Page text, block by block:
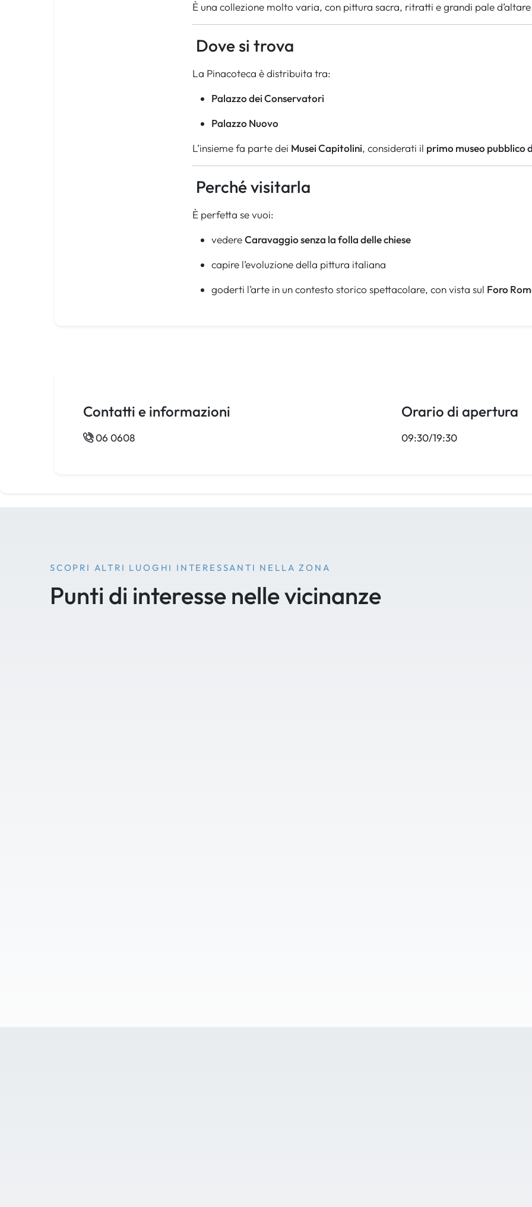
È una collezione molto varia, con pittura sacra, ritratti e grandi pale
Dove si trova
La Pinacoteca è distribuita tra:
Palazzo dei Conservatori
Palazzo Nuovo
L’insieme fa parte dei Musei Capitolini, considerati il primo museo pubblico
Perché visitarla
È perfetta se vuoi:
vedereCaravaggio senza la folla delle chiese
capire l’evoluzione della pittura italiana
goderti l’arte in un contesto storico spettacolare, con vista sul Foro
Contatti e informazioni
06 0608
Orario di apertura
09:30/19:30
SCOPRI ALTRI LUOGHI INTERESSANTI NELLA ZONA
Punti di interesse nelle vicinanze